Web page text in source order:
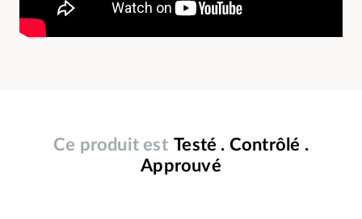
Ce produit est Testé . Contrôlé .
Approuvé